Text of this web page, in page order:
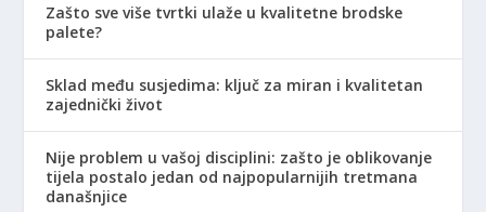
Zašto sve više tvrtki ulaže u kvalitetne brodske
palete?
Sklad među susjedima: ključ za miran i kvalitetan
zajednički život
Nije problem u vašoj disciplini: zašto je oblikovanje
tijela postalo jedan od najpopularnijih tretmana
današnjice